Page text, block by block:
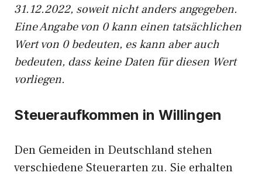
31.12.2022, soweit nicht anders angegeben.
Eine Angabe von 0 kann einen tatsächlichen
Wert von 0 bedeuten, es kann aber auch
bedeuten, dass keine Daten für diesen Wert
vorliegen.
Steueraufkommen in Willingen
Den Gemeiden in Deutschland stehen
verschiedene Steuerarten zu. Sie erhalten